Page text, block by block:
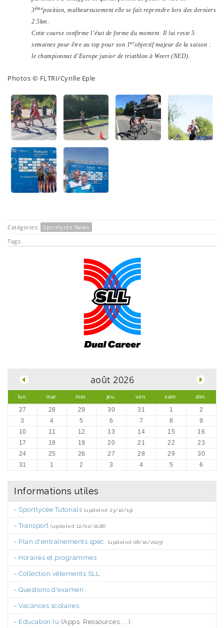
3èmeposition, malheureusement elle se fait reprendre lors des derniers
2.5km.
Cette course confirme l’état de forme du moment. Il lui reste 5
semaines pour être au top pour son 1erobjectif majeur de la saison :
le championnat d’Europe junior de triathlon à Weert (NED).
Photos © FLTRI/Cyrille Eple
Catégories:
Sportlycée News
Tags:
août 2026
lun. mar. mer. jeu. ven. sam. dim.
27 28 29 30 31 1
2
3
4 5 6 7 8
9
10
11 12 13 14 15
16
17
18 19 20 21 22
23
24
25 26 27 28 29
30
31
1 2 3 4 5 6
Informations utiles
- Sportlycée Tutorials (updated 23/10/19)
-Transport (updated 12/02/2026)
- Plan d'entraînements spéc. (updated 08/10/2025)
- Horaires et programmes
- Collection vêtements SLL
- Questions d'examen
- Vacances scolaires
- Education.lu (Apps, Ressources, ...)